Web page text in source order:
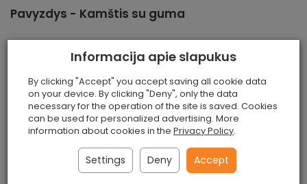
Pavyzdys - Kamštis su guma
Galite užsisakyti pavyzdį - guminį kamštį - bet kokį kiekį.
Mes rekomenduojame kitus mūsųkamštienos
pavyzdžius.
Apsilankykite mūsų socialiniuose puslapiuose
Informacija apie slapukus
By clicking "Accept" you accept saving all cookie data
on your device. By clicking "Deny", only the data
necessary for the operation of the site is saved. Cookies
can be used for personalized advertising. More
information about cookies in the Privacy Policy.
Settings Deny Accept